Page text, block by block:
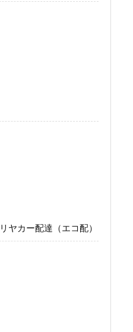
ヤカー配達（エコ配）